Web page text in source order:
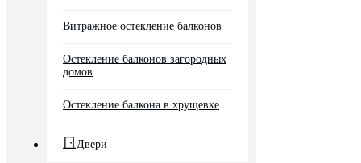
Витражное остекление балконов
Остекление балконов загородных
домов
Остекление балкона в хрущевке
Двери